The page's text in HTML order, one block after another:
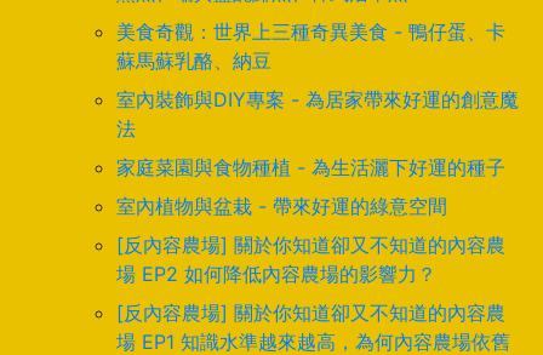
美食奇觀：世界上三種奇異美食 - 鴨仔蛋、卡
蘇馬蘇乳酪、納豆
室內裝飾與DIY專案 - 為居家帶來好運的創意魔
法
家庭菜園與食物種植 - 為生活灑下好運的種子
室內植物與盆栽 - 帶來好運的綠意空間
[反內容農場] 關於你知道卻又不知道的內容農
場 EP2 如何降低內容農場的影響力？
[反內容農場] 關於你知道卻又不知道的內容農
場 EP1 知識水準越來越高，為何內容農場依舊